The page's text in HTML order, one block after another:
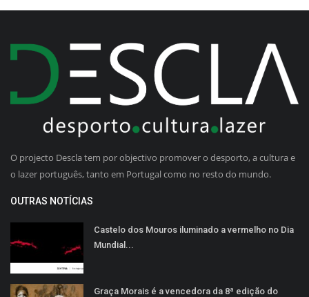
O projecto Descla tem por objectivo promover o desporto, a cultura e
o lazer português, tanto em Portugal como no resto do mundo.
OUTRAS NOTÍCIAS
Castelo dos Mouros iluminado a vermelho no Dia
Mundial...
Graça Morais é a vencedora da 8ª edição do